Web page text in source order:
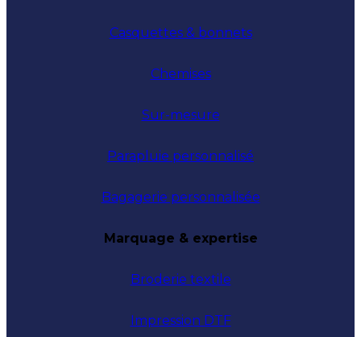
Casquettes & bonnets
Chemises
Sur-mesure
Parapluie personnalisé
Bagagerie personnalisée
Marquage & expertise
Broderie textile
Impression DTF